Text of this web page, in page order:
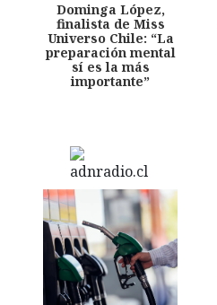
Dominga López,
finalista de Miss
Universo Chile: “La
preparación mental
sí es la más
importante”